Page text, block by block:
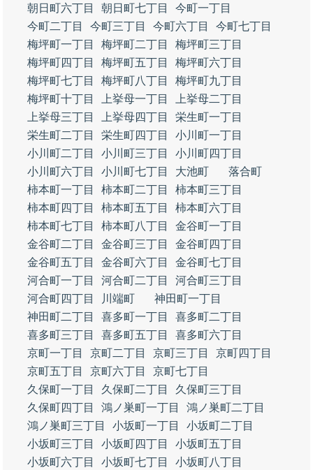
朝日町六丁目
朝日町七丁目
今町一丁目
今町二丁目
今町三丁目 今町六丁目
今町七丁目
梅坪町一丁目
梅坪町二丁目
梅坪町三丁目
梅坪町四丁目
梅坪町五丁目
梅坪町六丁目
梅坪町七丁目
梅坪町八丁目
梅坪町九丁目
梅坪町十丁目
上挙母一丁目
上挙母二丁目
上挙母三丁目
上挙母四丁目
栄生町一丁目
栄生町二丁目
栄生町四丁目
小川町一丁目
小川町二丁目
小川町三丁目
小川町四丁目
小川町六丁目
小川町七丁目 大池町
落合町
柿本町一丁目
柿本町二丁目
柿本町三丁目
柿本町四丁目
柿本町五丁目
柿本町六丁目
柿本町七丁目
柿本町八丁目
金谷町一丁目
金谷町二丁目
金谷町三丁目
金谷町四丁目
金谷町五丁目
金谷町六丁目
金谷町七丁目
河合町一丁目
河合町二丁目
河合町三丁目
河合町四丁目
川端町
神田町一丁目
神田町二丁目
喜多町一丁目
喜多町二丁目
喜多町三丁目
喜多町五丁目
喜多町六丁目
京町一丁目
京町二丁目 京町三丁目
京町四丁目
京町五丁目
京町六丁目
京町七丁目
久保町一丁目
久保町二丁目
久保町三丁目
久保町四丁目
鴻ノ巣町一丁目
鴻ノ巣町二丁目
鴻ノ巣町三丁目
小坂町一丁目
小坂町二丁目
小坂町三丁目
小坂町四丁目
小坂町五丁目
小坂町六丁目
小坂町七丁目
小坂町八丁目